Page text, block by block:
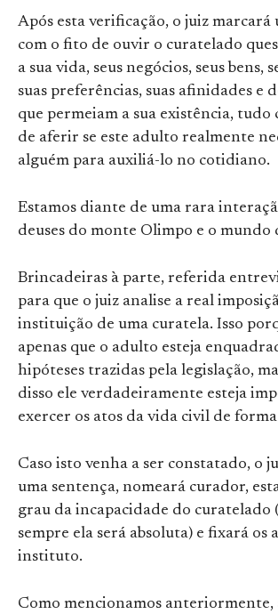
Após esta verificação, o juiz marcará
com o fito de ouvir o curatelado
a sua vida, seus negócios, seus bens,
suas preferências, suas afinidades e
que permeiam a sua existência,
de aferir se este adulto realmente
alguém para auxiliá-lo no cotidiano.
Estamos diante de uma rara
deuses do monte Olimpo e o mundo
Brincadeiras à parte, referida
para que o juiz analise a real
instituição de uma curatela. Isso
apenas que o adulto esteja
hipóteses trazidas pela legislação,
disso ele verdadeiramente esteja
exercer os atos da vida civil de
Caso isto venha a ser constatado, o
uma sentença, nomeará curador,
grau da incapacidade do curatelado
sempre ela será absoluta) e fixará os
instituto.
Como mencionamos anteriormente,